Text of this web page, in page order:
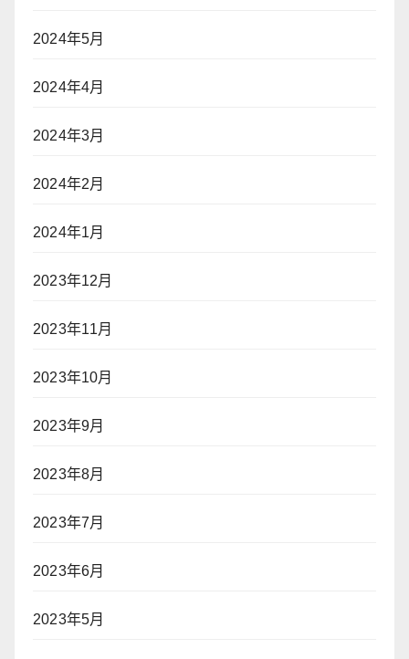
2024年5月
2024年4月
2024年3月
2024年2月
2024年1月
2023年12月
2023年11月
2023年10月
2023年9月
2023年8月
2023年7月
2023年6月
2023年5月